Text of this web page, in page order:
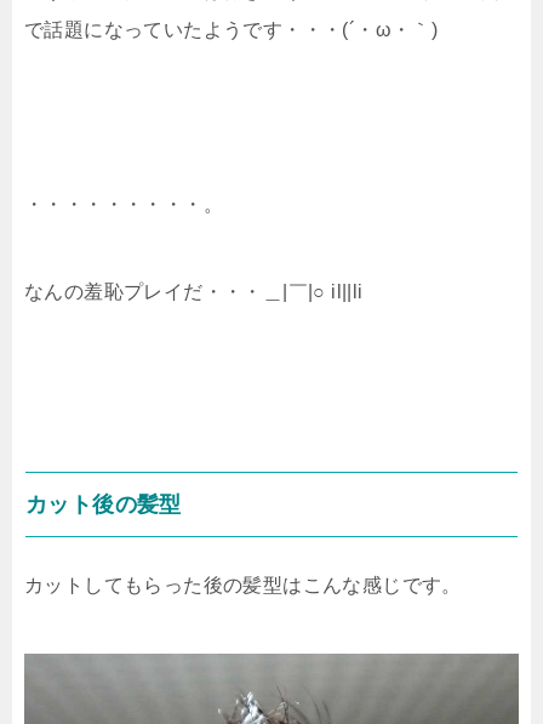
で話題になっていたようです・・・(´・ω・｀)
・・・・・・・・・。
なんの羞恥プレイだ・・・＿|￣|○ il||li
カット後の髪型
カットしてもらった後の髪型はこんな感じです。